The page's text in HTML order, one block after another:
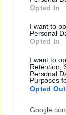
Opted In
I want to
Personal
Opted In
I want to
Retention,
Personal
Purposes
Opted Out
Google
nosliece
cilvēkiem
Cik tālu
naudu?
vareni